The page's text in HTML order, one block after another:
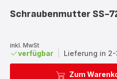
Schraubenmutter SS-
inkl. MwSt
verfügbar Lieferung in
Zum